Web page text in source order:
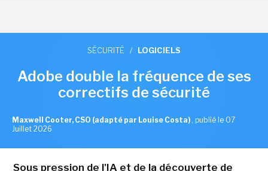
SÉCURITÉ / LOGICIELS
Adobe double la fréquence de ses
correctifs de sécurité
Maxwell Cooter, CSO (adapté par Louise Costa) , publié le 07
Juillet 2026
Sous pression de l'IA et de la découverte de